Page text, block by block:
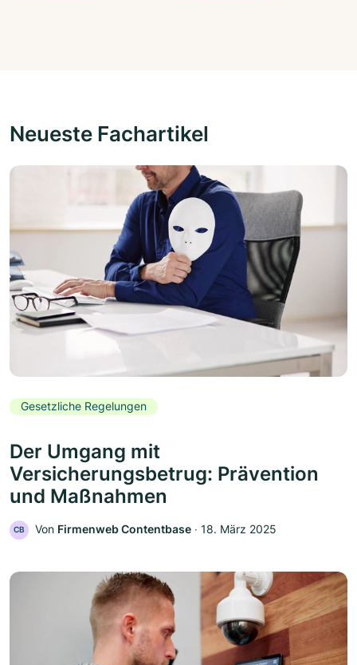
Neueste Fachartikel
Gesetzliche Regelungen
Der Umgang mit
Versicherungsbetrug: Prävention
und Maßnahmen
CB Von Firmenweb Contentbase ‧ 18. März 2025